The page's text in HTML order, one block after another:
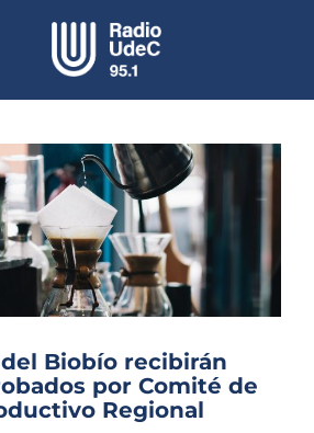
Radio UdeC en vivo
Quiénes Somos
Programación
Podcast
Noticias
Columnas
Música Clásica
del Biobío recibirán
por Comité de
Regional